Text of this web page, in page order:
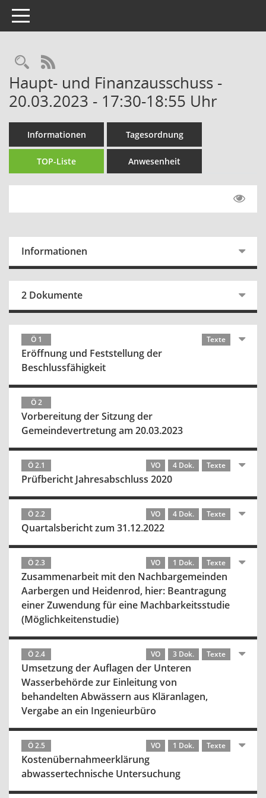
Toggle navigation
Rechercheauswahl
RSS-Feed
Haupt- und Finanzausschuss -
20.03.2023 - 17:30-18:55 Uhr
Informationen Tagesordnung
TOP-Liste Anwesenheit
Informationen
2 Dokumente
Ö 1 Texte
Eröffnung und Feststellung der
Beschlussfähigkeit
Ö 2
Vorbereitung der Sitzung der
Gemeindevertretung am 20.03.2023
Ö 2.1 VO 4 Dok. Texte
Prüfbericht Jahresabschluss 2020
Ö 2.2 VO 4 Dok. Texte
Quartalsbericht zum 31.12.2022
Ö 2.3 VO 1 Dok. Texte
Zusammenarbeit mit den Nachbargemeinden
Aarbergen und Heidenrod, hier: Beantragung
einer Zuwendung für eine Machbarkeitsstudie
(Möglichkeitenstudie)
Ö 2.4 VO 3 Dok. Texte
Umsetzung der Auflagen der Unteren
Wasserbehörde zur Einleitung von
behandelten Abwässern aus Kläranlagen,
Vergabe an ein Ingenieurbüro
Ö 2.5 VO 1 Dok. Texte
Kostenübernahmeerklärung
abwassertechnische Untersuchung